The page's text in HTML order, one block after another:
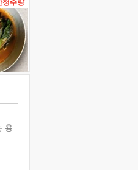
정수량
용